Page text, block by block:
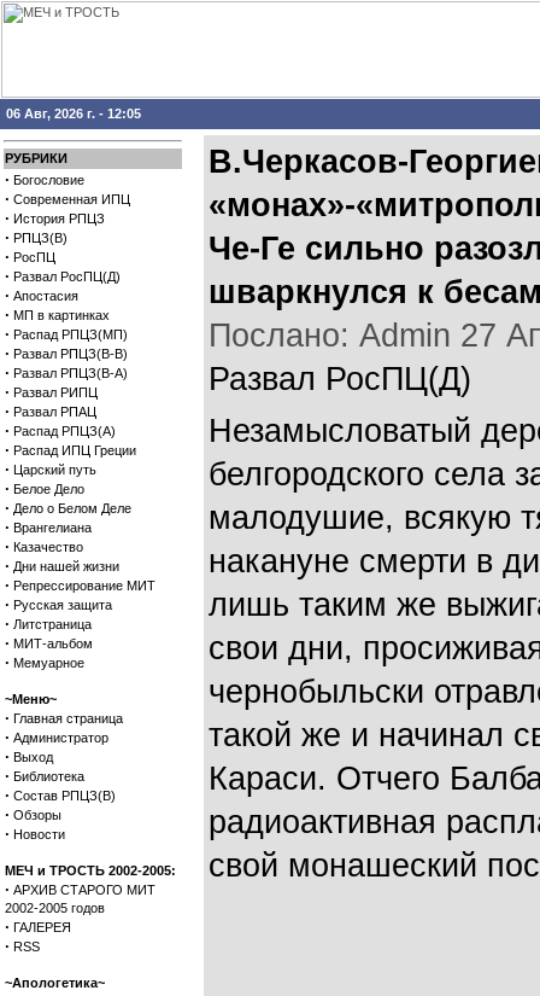
06 Авг, 2026 г. - 12:05
РУБРИКИ
· Богословие
· Современная ИПЦ
· История РПЦЗ
· РПЦЗ(В)
· РосПЦ
· Развал РосПЦ(Д)
· Апостасия
· МП в картинках
· Распад РПЦЗ(МП)
· Развал РПЦЗ(В-В)
· Развал РПЦЗ(В-А)
· Развал РИПЦ
· Развал РПАЦ
· Распад РПЦЗ(А)
· Распад ИПЦ Греции
· Царский путь
· Белое Дело
· Дело о Белом Деле
· Врангелиана
· Казачество
· Дни нашей жизни
· Репрессирование МИТ
· Русская защита
· Литстраница
· МИТ-альбом
· Мемуарное
~Меню~
· Главная страница
· Администратор
· Выход
· Библиотека
· Состав РПЦЗ(В)
· Обзоры
· Новости
МЕЧ и ТРОСТЬ 2002-2005:
· АРХИВ СТАРОГО МИТ
2002-2005 годов
· ГАЛЕРЕЯ
· RSS
~Апологетика~
В.Черкасов-
«монах»-
Че-Ге сильно
шваркнулся к
Послано: Admin 27
Развал РосПЦ(Д)
Незамысловатый
белгородского села
малодушие, всякую
накануне смерти в
лишь таким же
свои дни,
чернобыльски
такой же и начинал
Караси. Отчего
радиоактивная
свой монашеский